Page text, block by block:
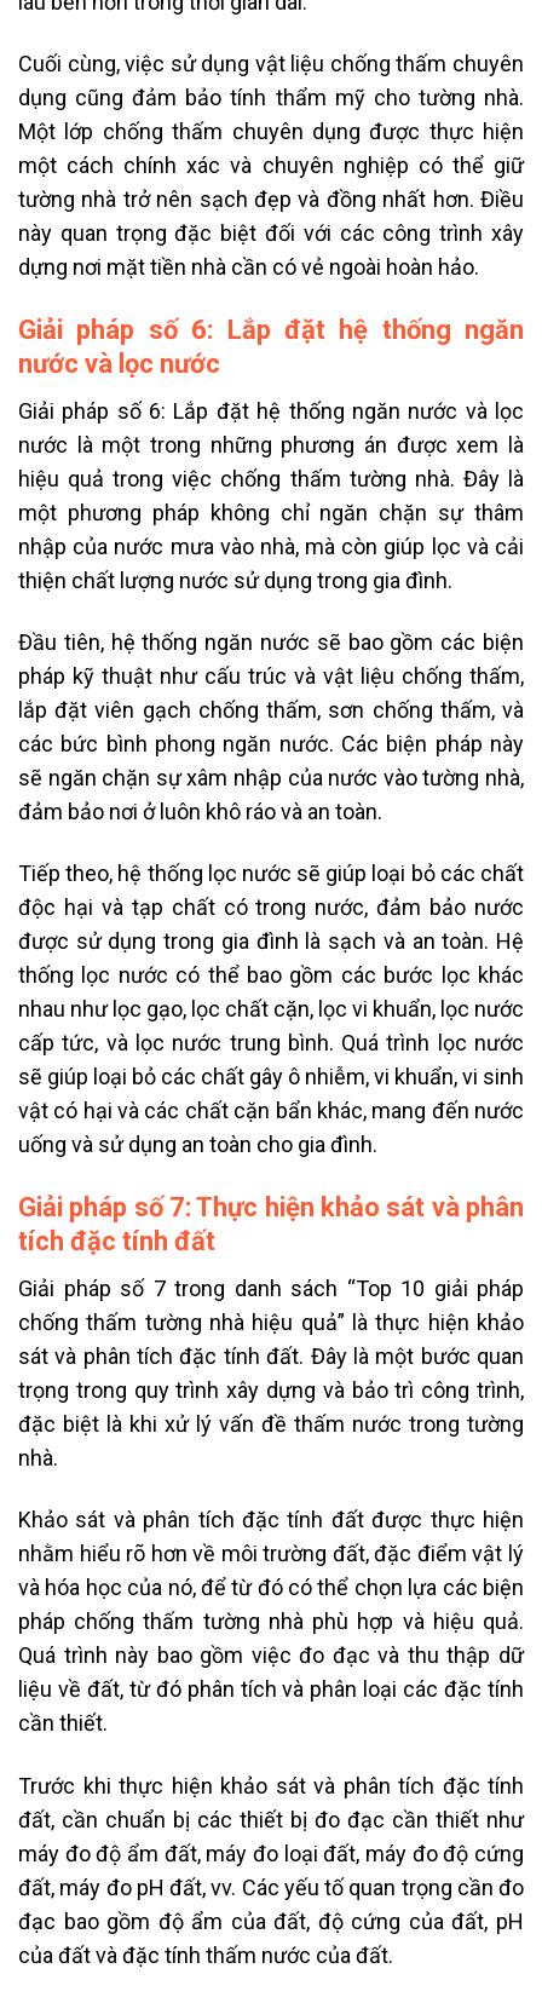
Cuối cùng, việc sử dụng vật liệu chống thấm chuyên
dụng cũng đảm bảo tính thẩm mỹ cho tường nhà.
Một lớp chống thấm chuyên dụng được thực hiện
một cách chính xác và chuyên nghiệp có thể giữ
tường nhà trở nên sạch đẹp và đồng nhất hơn. Điều
này quan trọng đặc biệt đối với các công trình xây
dựng nơi mặt tiền nhà cần có vẻ ngoài hoàn hảo.
Giải pháp số 6: Lắp đặt hệ thống ngăn
nước và lọc nước
Giải pháp số 6: Lắp đặt hệ thống ngăn nước và lọc
nước là một trong những phương án được xem là
hiệu quả trong việc chống thấm tường nhà. Đây là
một phương pháp không chỉ ngăn chặn sự thâm
nhập của nước mưa vào nhà, mà còn giúp lọc và cải
thiện chất lượng nước sử dụng trong gia đình.
Đầu tiên, hệ thống ngăn nước sẽ bao gồm các biện
pháp kỹ thuật như cấu trúc và vật liệu chống thấm,
lắp đặt viên gạch chống thấm, sơn chống thấm, và
các bức bình phong ngăn nước. Các biện pháp này
sẽ ngăn chặn sự xâm nhập của nước vào tường nhà,
đảm bảo nơi ở luôn khô ráo và an toàn.
Tiếp theo, hệ thống lọc nước sẽ giúp loại bỏ các chất
độc hại và tạp chất có trong nước, đảm bảo nước
được sử dụng trong gia đình là sạch và an toàn. Hệ
thống lọc nước có thể bao gồm các bước lọc khác
nhau như lọc gạo, lọc chất cặn, lọc vi khuẩn, lọc nước
cấp tức, và lọc nước trung bình. Quá trình lọc nước
sẽ giúp loại bỏ các chất gây ô nhiễm, vi khuẩn, vi sinh
vật có hại và các chất cặn bẩn khác, mang đến nước
uống và sử dụng an toàn cho gia đình.
Giải pháp số 7: Thực hiện khảo sát và phân
tích đặc tính đất
Giải pháp số 7 trong danh sách “Top 10 giải pháp
chống thấm tường nhà hiệu quả” là thực hiện khảo
sát và phân tích đặc tính đất. Đây là một bước quan
trọng trong quy trình xây dựng và bảo trì công trình,
đặc biệt là khi xử lý vấn đề thấm nước trong tường
nhà.
Khảo sát và phân tích đặc tính đất được thực hiện
nhằm hiểu rõ hơn về môi trường đất, đặc điểm vật lý
và hóa học của nó, để từ đó có thể chọn lựa các biện
pháp chống thấm tường nhà phù hợp và hiệu quả.
Quá trình này bao gồm việc đo đạc và thu thập dữ
liệu về đất, từ đó phân tích và phân loại các đặc tính
cần thiết.
Trước khi thực hiện khảo sát và phân tích đặc tính
đất, cần chuẩn bị các thiết bị đo đạc cần thiết như
máy đo độ ẩm đất, máy đo loại đất, máy đo độ cứng
đất, máy đo pH đất, vv. Các yếu tố quan trọng cần đo
đạc bao gồm độ ẩm của đất, độ cứng của đất, pH
của đất và đặc tính thấm nước của đất.